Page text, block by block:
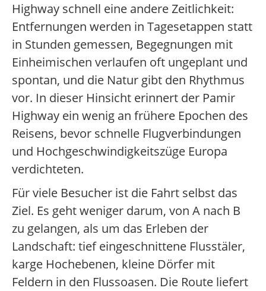
Highway schnell eine andere Zeitlichkeit:
Entfernungen werden in Tagesetappen statt
in Stunden gemessen, Begegnungen mit
Einheimischen verlaufen oft ungeplant und
spontan, und die Natur gibt den Rhythmus
vor. In dieser Hinsicht erinnert der Pamir
Highway ein wenig an frühere Epochen des
Reisens, bevor schnelle Flugverbindungen
und Hochgeschwindigkeitszüge Europa
verdichteten.
Für viele Besucher ist die Fahrt selbst das
Ziel. Es geht weniger darum, von A nach B
zu gelangen, als um das Erleben der
Landschaft: tief eingeschnittene Flusstäler,
karge Hochebenen, kleine Dörfer mit
Feldern in den Flussoasen. Die Route liefert